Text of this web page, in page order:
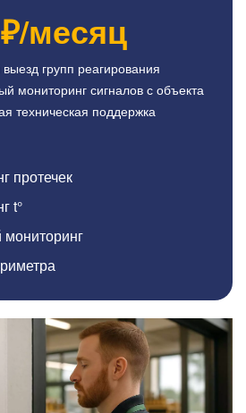
₽/месяц
групп реагирования
мониторинг сигналов с объекта
техническая поддержка
протечек
t°